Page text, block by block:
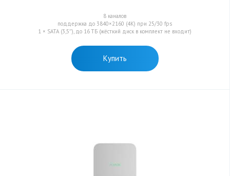
8 каналов
поддержка до 3840×2160 (4K) при 25/30 fps
1 × SATA (3,5″), до 16 ТБ (жёсткий диск в комплект не входит)
Купить